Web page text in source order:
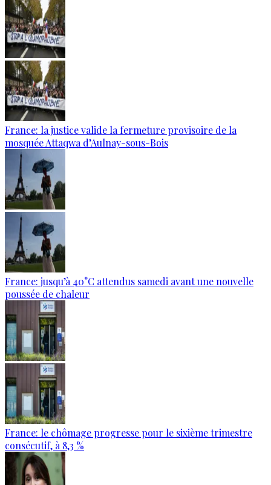
France: la justice valide la fermeture provisoire de la
mosquée Attaqwa d’Aulnay-sous-Bois
France: jusqu’à 40°C attendus samedi avant une nouvelle
poussée de chaleur
France: le chômage progresse pour le sixième trimestre
consécutif, à 8,3 %